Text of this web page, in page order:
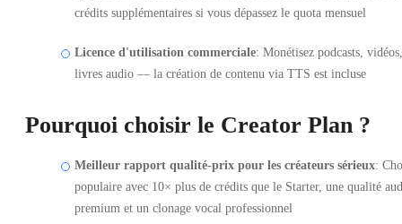
crédits supplémentaires si vous dépassez le quota mensuel
Licence d'utilisation commerciale: Monétisez podcasts, vidéos,
livres audio — la création de contenu via TTS est incluse
Pourquoi choisir le Creator Plan ?
Meilleur rapport qualité-prix pour les créateurs sérieux:
populaire avec 10× plus de crédits que le Starter, une qualité
premium et un clonage vocal professionnel